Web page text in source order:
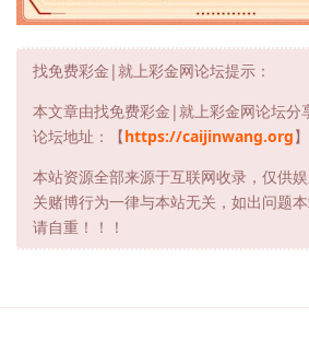
找免费彩金|就上彩金网论坛提示：
本文章由找免费彩金|就上彩金网论坛分
论坛地址：【https://caijinwang.org】
本站资源全部来源于互联网收录，仅供
关赌博行为一律与本站无关，如出问题
请自重！！！